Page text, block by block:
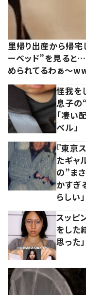
里帰り出産から帰
ーベッド”を見ると
められてるわぁ～ww
怪我を
息子の
「凄い
ベル」
『東京
たギャ
の”まさ
かすぎ
らしい」
スッピ
をした
思った